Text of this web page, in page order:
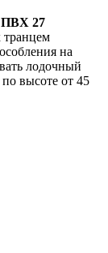
ПВХ 27
на
лодочный
высоте от 45